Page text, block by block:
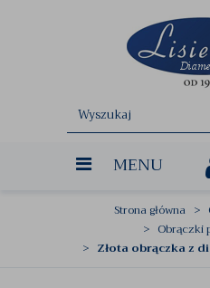
MENU
Strona główna
Obrączki
Złota obrączka z